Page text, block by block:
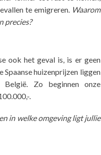
te emigreren. Waarom
precies?
ook het geval is, is er geen
Spaanse huizenprijzen liggen
Zo beginnen onze
.
in welke omgeving ligt jullie